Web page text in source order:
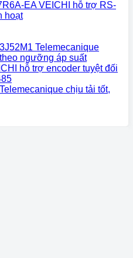
EA VEICHI hỗ trợ RS-
hoạt
Telemecanique
ngưỡng áp suất
hỗ trợ encoder tuyệt đối
chịu tải tốt,